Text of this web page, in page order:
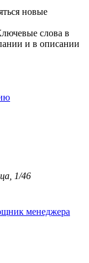
новые
слова в
и в описании
1/46
менеджера